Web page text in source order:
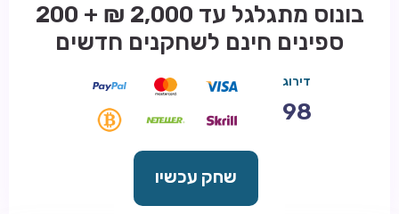
בונוס מתגלגל עד 2,000 ₪ + 200
ספינים חינם לשחקנים חדשים
דירוג
98
שחק עכשיו